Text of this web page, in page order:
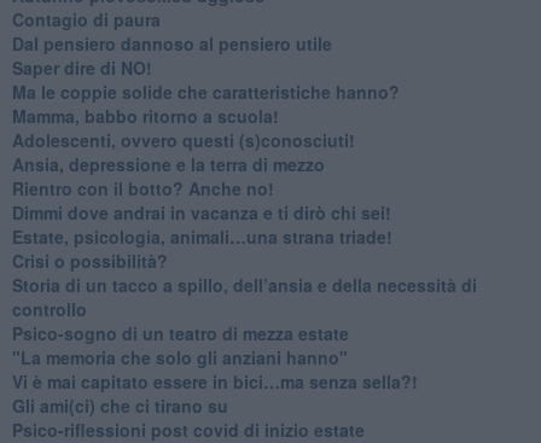
​Contagio di paura
​Dal pensiero dannoso al pensiero utile
​Saper dire di NO!
​Ma le coppie solide che caratteristiche hanno?
​Mamma, babbo ritorno a scuola!
Adolescenti, ovvero questi (s)conosciuti!
Ansia, depressione e la terra di mezzo
​Rientro con il botto? Anche no!
Dimmi dove andrai in vacanza e ti dirò chi sei!
​Estate, psicologia, animali…una strana triade!
​Crisi o possibilità?
​Storia di un tacco a spillo, dell’ansia e della necessità di
controllo
​Psico-sogno di un teatro di mezza estate
"La memoria che solo gli anziani hanno"
​Vi è mai capitato essere in bici…ma senza sella?!
​Gli ami(ci) che ci tirano su
Psico-riflessioni post covid di inizio estate